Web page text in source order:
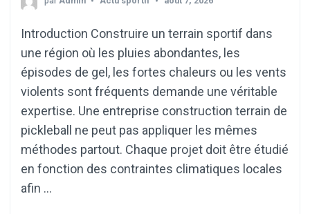
Introduction Construire un terrain sportif dans
une région où les pluies abondantes, les
épisodes de gel, les fortes chaleurs ou les vents
violents sont fréquents demande une véritable
expertise. Une entreprise construction terrain de
pickleball ne peut pas appliquer les mêmes
méthodes partout. Chaque projet doit être étudié
en fonction des contraintes climatiques locales
afin …